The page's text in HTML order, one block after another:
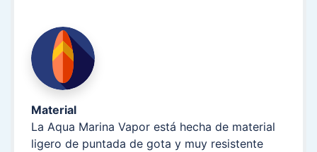
Material
La Aqua Marina Vapor está hecha de material
ligero de puntada de gota y muy resistente